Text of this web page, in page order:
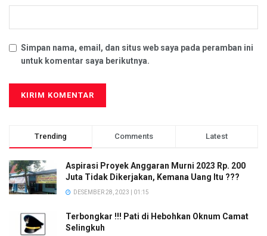
Simpan nama, email, dan situs web saya pada peramban ini
untuk komentar saya berikutnya.
Trending Comments Latest
Aspirasi Proyek Anggaran Murni 2023 Rp. 200
Juta Tidak Dikerjakan, Kemana Uang Itu ???
DESEMBER 28, 2023 | 01:15
Terbongkar !!! Pati di Hebohkan Oknum Camat
Selingkuh